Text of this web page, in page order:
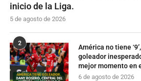
inicio de la Liga.
5 de agosto de 2026
2
América no tiene
goleador
mejor momento en
6 de agosto de 2026